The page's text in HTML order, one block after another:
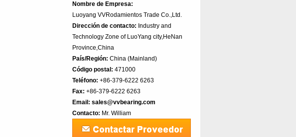
Nombre de Empresa:
Luoyang VVRodamientos Trade Co.,Ltd.
Dirección de contacto: Industry and
Technology Zone of LuoYang city,HeNan
Province,China
País/Región: China (Mainland)‎
Código postal: 471000
Teléfono: +86-379-6222 6263
Fax: +86-379-6222 6263
Email: sales@vvbearing.com
Contacto: Mr. William